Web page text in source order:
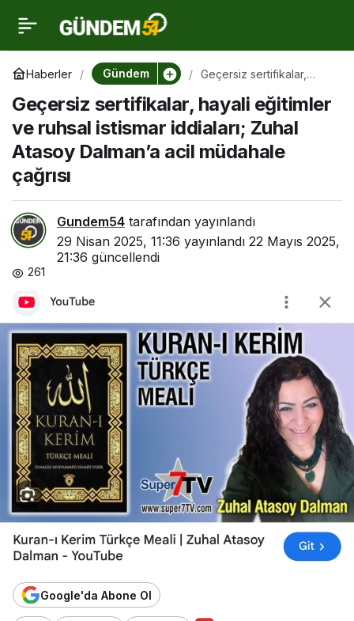
Haberler Gündem
Geçersiz sertifikalar,
istismar iddiaları; Zuhal
Atasoy Dalman’a acil
müdahale çağrısı
Geçersiz sertifikalar, hayali eğitimler
ve ruhsal istismar iddiaları; Zuhal
Atasoy Dalman’a acil müdahale
çağrısı
Gundem54 tarafından yayınlandı
29 Nisan 2025, 11:36 yayınlandı 22 Mayıs 2025,
21:36 güncellendi
261
Google'da Abone Ol
Geçersiz sertifikalar,
hayali eğitimler ve
ruhsal istismar iddiaları;
Zuhal Atasoy Dalman’a